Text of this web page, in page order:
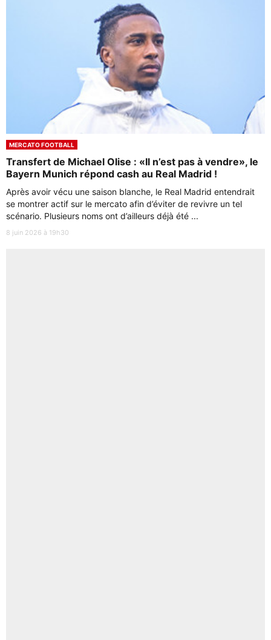
MERCATO FOOTBALL
Transfert de Michael Olise : «Il n’est pas à vendre», le
Bayern Munich répond cash au Real Madrid !
Après avoir vécu une saison blanche, le Real Madrid entendrait
se montrer actif sur le mercato afin d’éviter de revivre un tel
scénario. Plusieurs noms ont d’ailleurs déjà été ...
8 juin 2026 à 19h30